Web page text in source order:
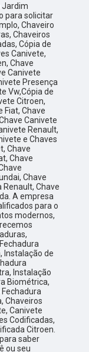
Jardim
para solicitar
Chaveiro
Chaveiros
Cópia de
Canivete,
Chave
Canivete
Presença
Vw,Cópia de
Citroen,
Fiat, Chave
Canivete
Renault,
e Chaves
Chave
Chave
Chave
Chave
A empresa
para o
modernos,
Instalação de
Instalação
Biométrica,
Chaveiros
Canivete
Codificadas,
Citroen.
saber
ou seu